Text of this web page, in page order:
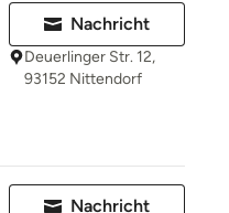
Nachricht
Deuerlinger Str. 12,
93152 Nittendorf
Nachricht